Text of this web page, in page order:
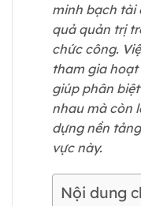
minh bạch tài
quả quản trị
chức công.
tham gia
giúp phân
nhau mà còn
dựng nền
vực này.
Nội dung